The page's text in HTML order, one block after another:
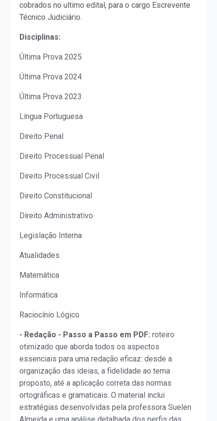
cobrados no ultimo edital, para o cargo Escrevente
Técnico Judiciário.
Disciplinas:
Última Prova 2025
Última Prova 2024
Última Prova 2023
Língua Portuguesa
Direito Penal
Direito Processual Penal
Direito Processual Civil
Direito Constitucional
Direito Administrativo
Legislação Interna
Atualidades
Matemática
Informática
Raciocínio Lógico
- Redação - Passo a Passo em PDF: roteiro
otimizado que aborda todos os aspectos
essenciais para uma redação eficaz: desde a
organização das ideias, a fidelidade ao tema
proposto, até a aplicação correta das normas
ortográficas e gramaticais. O material inclui
estratégias desenvolvidas pela professora Suelen